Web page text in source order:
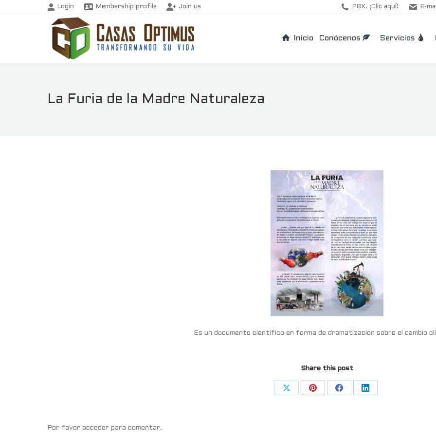
Login Membership profile Join us PBX. ¡Clic aquí! E-
Inicio Conócenos Servicios
La Furia de la Madre Naturaleza
Es un documento científico en forma de dramatizacion sobre el cambio
Share this post
Share Share Share Share
Por favor acceder para comentar.